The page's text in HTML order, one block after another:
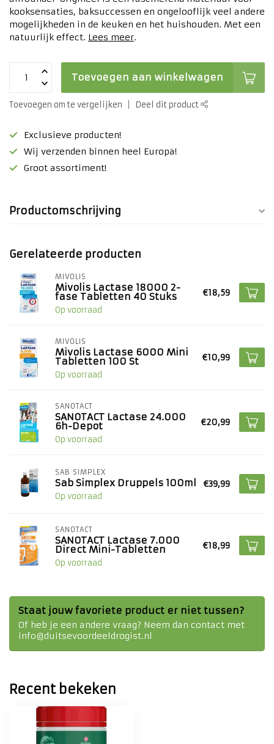
kooksensaties, baksuccessen en ongelooflijk veel andere
mogelijkheden in de keuken en het huishouden. Met een
natuurlijk effect. Lees meer.
Toevoegen aan winkelwagen
Toevoegen om te vergelijken Deel dit product
Exclusieve producten!
Wij verzenden binnen heel Europa!
Groot assortiment!
Productomschrijving
Gerelateerde producten
MIVOLIS
Mivolis Lactase 18000 2-
fase Tabletten 40 Stuks
Op voorraad
€18,59
MIVOLIS
Mivolis Lactase 6000 Mini
Tabletten 100 St
Op voorraad
€10,99
SANOTACT
SANOTACT Lactase 24.000
6h-Depot
Op voorraad
€20,99
SAB SIMPLEX
Sab Simplex Druppels 100ml
Op voorraad
€39,99
SANOTACT
SANOTACT Lactase 7.000
Direct Mini-Tabletten
Op voorraad
€18,99
Staat jouw favoriete product er niet tussen?
Of heb je een andere vraag? Neem dan contact met
info@duitsevoordeeldrogist.nl
Recent bekeken